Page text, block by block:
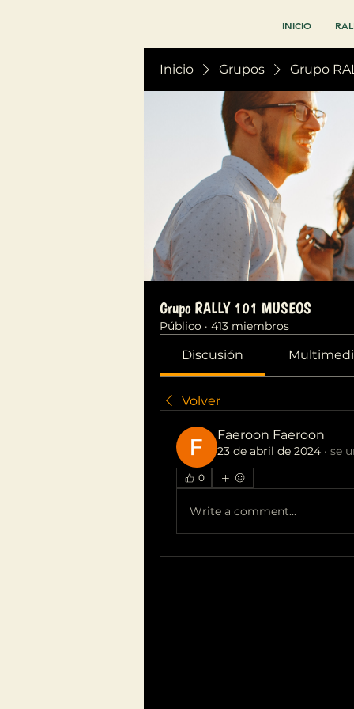
INICIO
Inicio Grupos Grupo
Grupo RALLY 101 MUSEOS
Público · 413 miembros
Discusión
Volver
Faeroon Faeroon
23 de abril de 2024 · se
0
Write a comment...